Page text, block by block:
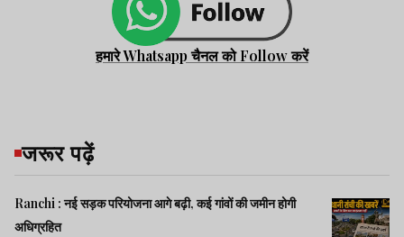
हमारे Whatsapp चैनल को Follow करें
जरूर पढ़ें
Ranchi : नई सड़क परियोजना आगे बढ़ी, कई गांवों की जमीन होगी
अधिग्रहित